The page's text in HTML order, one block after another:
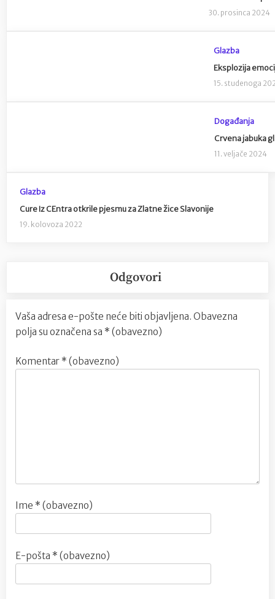
30. prosinca 2024
Glazba
Eksplozija
15. studenoga
Događanja
Crvena jabuka
11. veljače 2024
Glazba
Cure Iz CEntra otkrile pjesmu za Zlatne žice Slavonije
19. kolovoza 2022
Odgovori
Vaša adresa e-pošte neće biti objavljena. Obavezna
polja su označena sa * (obavezno)
Komentar * (obavezno)
Ime * (obavezno)
E-pošta * (obavezno)